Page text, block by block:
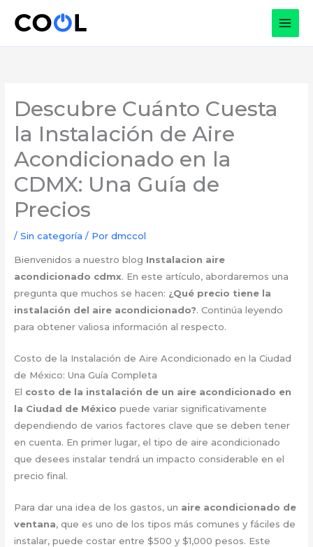
Descubre Cuánto Cuesta
la Instalación de Aire
Acondicionado en la
CDMX: Una Guía de
Precios
/Sin categoría / Pordmccol
Bienvenidos a nuestro blog Instalacion aire
acondicionado cdmx. En este artículo, abordaremos una
pregunta que muchos se hacen: ¿Qué precio tiene la
instalación del aire acondicionado?. Continúa leyendo
para obtener valiosa información al respecto.
Costo de la Instalación de Aire Acondicionado en la Ciudad
de México: Una Guía Completa
El costo de la instalación de un aire acondicionado en
la Ciudad de México puede variar significativamente
dependiendo de varios factores clave que se deben tener
en cuenta. En primer lugar, el tipo de aire acondicionado
que desees instalar tendrá un impacto considerable en el
precio final.
Para dar una idea de los gastos, un aire acondicionado de
ventana, que es uno de los tipos más comunes y fáciles de
instalar, puede costar entre $500 y $1,000 pesos. Este